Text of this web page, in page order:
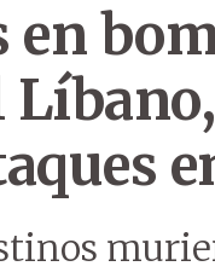
en